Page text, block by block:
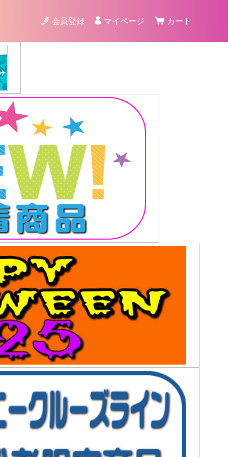
会員登録 マイページ カート